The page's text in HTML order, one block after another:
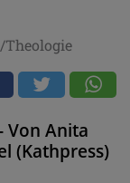
Von Anita
(Kathpress)